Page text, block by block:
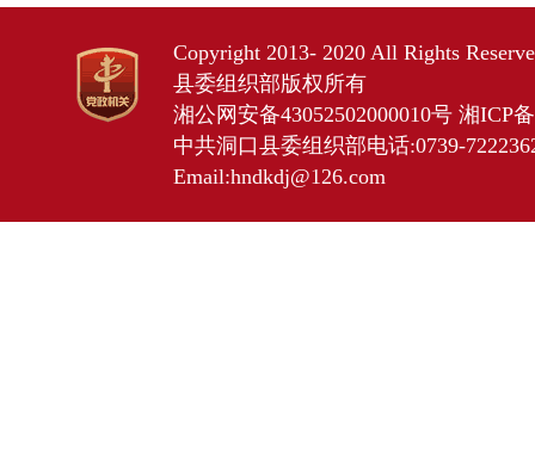
Copyright 2013- 2020 All Rights
县委组织部版权所有
湘公网安备43052502000010号 湘ICP
中共洞口县委组织部电话:0739-
Email:hndkdj@126.com